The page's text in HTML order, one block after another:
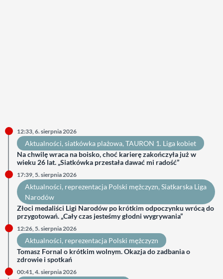
12:33, 6. sierpnia 2026
Aktualności, siatkówka plażowa, TAURON 1. Liga kobiet
Na chwilę wraca na boisko, choć karierę zakończyła już w
wieku 26 lat. „Siatkówka przestała dawać mi radość”
17:39, 5. sierpnia 2026
Aktualności, reprezentacja Polski mężczyzn, Siatkarska Liga
Narodów
Złoci medaliści Ligi Narodów po krótkim odpoczynku wrócą do
przygotowań. „Cały czas jesteśmy głodni wygrywania”
12:26, 5. sierpnia 2026
Aktualności, reprezentacja Polski mężczyzn
Tomasz Fornal o krótkim wolnym. Okazja do zadbania o
zdrowie i spotkań
00:41, 4. sierpnia 2026